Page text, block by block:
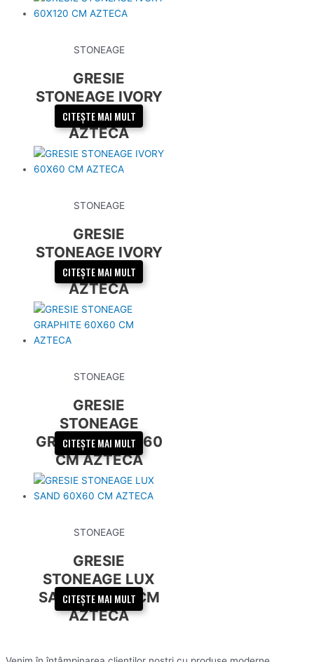
STONEAGE
GRESIE
STONEAGE IVORY
60X120 CM
AZTECA
CITEȘTE MAI MULT
STONEAGE
GRESIE
STONEAGE IVORY
60X60 CM
AZTECA
CITEȘTE MAI MULT
STONEAGE
GRESIE
STONEAGE
GRAPHITE 60X60
CM AZTECA
CITEȘTE MAI MULT
STONEAGE
GRESIE
STONEAGE LUX
SAND 60X60 CM
AZTECA
CITEȘTE MAI MULT